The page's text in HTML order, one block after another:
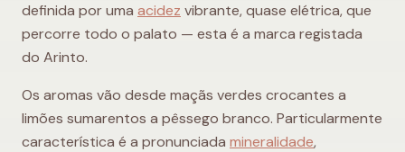
definida por uma acidez vibrante, quase elétrica, que
percorre todo o palato — esta é a marca registada
do Arinto.
Os aromas vão desde maçãs verdes crocantes a
limões sumarentos a pêssego branco. Particularmente
característica é a pronunciada mineralidade,